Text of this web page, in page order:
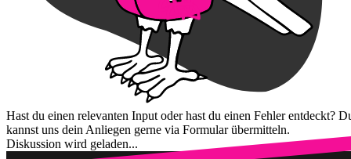
Hast du einen relevanten Input oder hast du einen Fehler entdeckt?
kannst uns dein Anliegen gerne via Formular übermitteln.
Diskussion wird geladen...